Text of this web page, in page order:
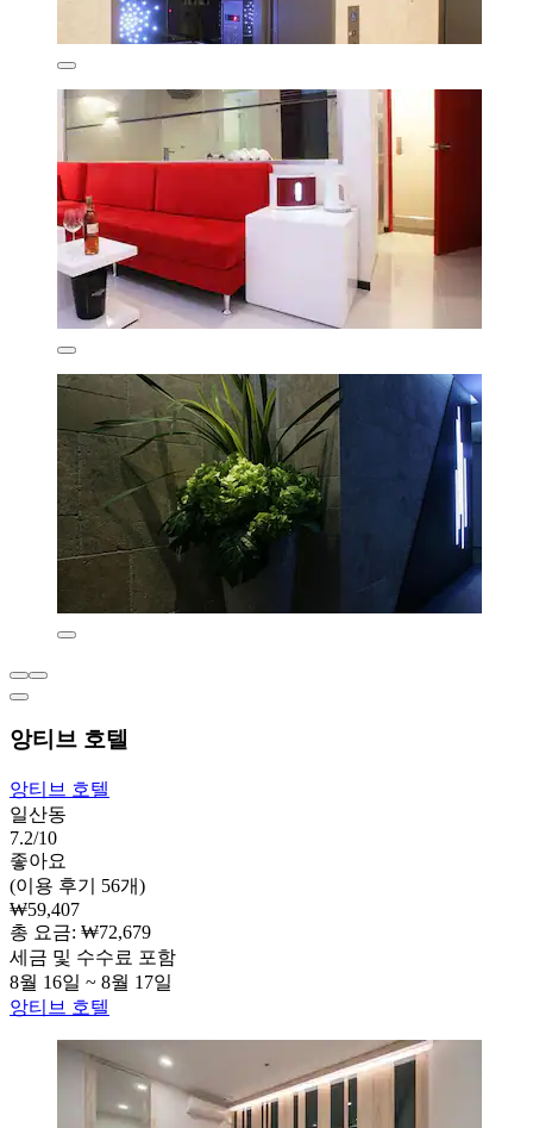
앙티브 호텔
앙티브 호텔
일산동
7.2/10
좋아요
(이용 후기 56개)
₩59,407
총 요금: ₩72,679
세금 및 수수료 포함
8월 16일 ~ 8월 17일
앙티브 호텔